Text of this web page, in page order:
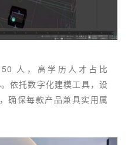
人，高学历人才占比
依托数字化建模工具，设
确保每款产品兼具实用属